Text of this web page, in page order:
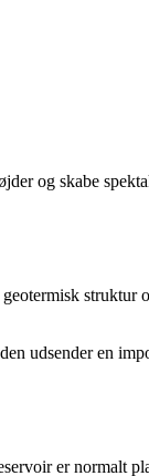
og skabe
struktur
udsender en
er normalt